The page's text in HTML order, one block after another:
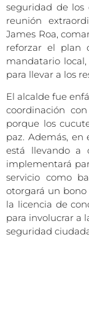
seguridad de los
reunión
James Roa,
reforzar el plan
mandatario
para llevar a los
El alcalde fue
coordinación
porque los
paz. Además,
está llevando a
implementará
servicio como
otorgará un bono
la licencia de
para involucrar a
seguridad